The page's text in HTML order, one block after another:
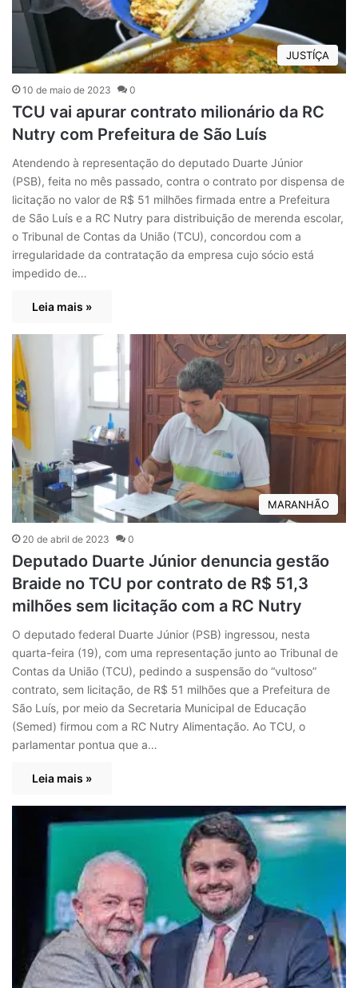
JUSTÍÇA
10 de maio de 2023 0
TCU vai apurar contrato milionário da RC
Nutry com Prefeitura de São Luís
Atendendo à representação do deputado Duarte Júnior
(PSB), feita no mês passado, contra o contrato por dispensa de
licitação no valor de R$ 51 milhões firmada entre a Prefeitura
de São Luís e a RC Nutry para distribuição de merenda escolar,
o Tribunal de Contas da União (TCU), concordou com a
irregularidade da contratação da empresa cujo sócio está
impedido de…
Leia mais »
MARANHÃO
20 de abril de 2023 0
Deputado Duarte Júnior denuncia gestão
Braide no TCU por contrato de R$ 51,3
milhões sem licitação com a RC Nutry
O deputado federal Duarte Júnior (PSB) ingressou, nesta
quarta-feira (19), com uma representação junto ao Tribunal de
Contas da União (TCU), pedindo a suspensão do “vultoso”
contrato, sem licitação, de R$ 51 milhões que a Prefeitura de
São Luís, por meio da Secretaria Municipal de Educação
(Semed) firmou com a RC Nutry Alimentação. Ao TCU, o
parlamentar pontua que a…
Leia mais »